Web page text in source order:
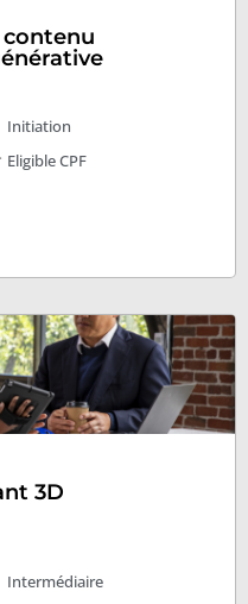
Initiation
Eligible CPF
3D
Intermédiaire